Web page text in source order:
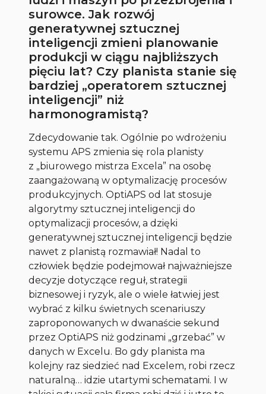
surowce. Jak rozwój
generatywnej sztucznej
inteligencji zmieni planowanie
produkcji w ciągu najbliższych
pięciu lat? Czy planista stanie się
bardziej „operatorem sztucznej
inteligencji” niż
harmonogramistą?
Zdecydowanie tak. Ogólnie po wdrożeniu
systemu APS zmienia się rola planisty
z „biurowego mistrza Excela” na osobę
zaangażowaną w optymalizację procesów
produkcyjnych. OptiAPS od lat stosuje
algorytmy sztucznej inteligencji do
optymalizacji procesów, a dzięki
generatywnej sztucznej inteligencji będzie
nawet z planistą rozmawiał! Nadal to
człowiek będzie podejmował najważniejsze
decyzje dotyczące reguł, strategii
biznesowej i ryzyk, ale o wiele łatwiej jest
wybrać z kilku świetnych scenariuszy
zaproponowanych w dwanaście sekund
przez OptiAPS niż godzinami „grzebać” w
danych w Excelu. Bo gdy planista ma
kolejny raz siedzieć nad Excelem, robi rzecz
naturalną… idzie utartymi schematami. I w